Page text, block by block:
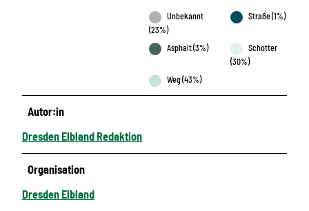
Unbekannt
(23%)
Straße (1%)
Asphalt (3%)
Schotter
(30%)
Weg (43%)
Autor:in
Dresden Elbland Redaktion
Organisation
Dresden Elbland